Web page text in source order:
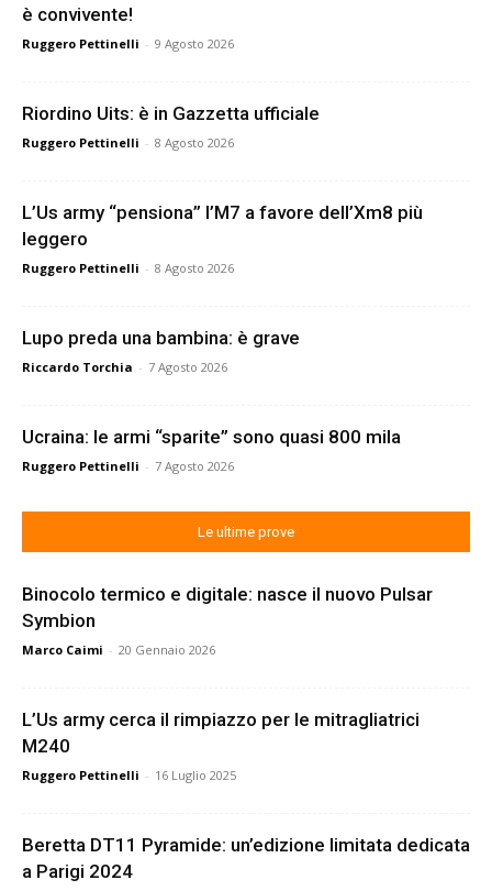
è convivente!
Ruggero Pettinelli - 9 Agosto 2026
Riordino Uits: è in Gazzetta ufficiale
Ruggero Pettinelli - 8 Agosto 2026
L’Us army “pensiona” l’M7 a favore dell’Xm8 più
leggero
Ruggero Pettinelli - 8 Agosto 2026
Lupo preda una bambina: è grave
Riccardo Torchia - 7 Agosto 2026
Ucraina: le armi “sparite” sono quasi 800 mila
Ruggero Pettinelli - 7 Agosto 2026
Le ultime prove
Binocolo termico e digitale: nasce il nuovo Pulsar
Symbion
Marco Caimi - 20 Gennaio 2026
L’Us army cerca il rimpiazzo per le mitragliatrici
M240
Ruggero Pettinelli - 16 Luglio 2025
Beretta DT11 Pyramide: un’edizione limitata dedicata
a Parigi 2024